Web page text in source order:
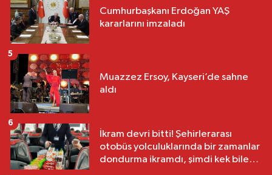
Cumhurbaşkanı Erdoğan YAŞ
kararlarını imzaladı
Muazzez Ersoy, Kayseri’de sahne
aldı
5
İkram devri bitti! Şehirlerarası
otobüs yolculuklarında bir zamanlar
dondurma ikramdı, şimdi kek bile
6